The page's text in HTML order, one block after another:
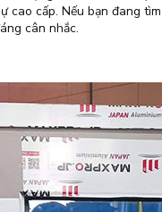
cao cấp. Nếu bạn đang
cân nhắc.